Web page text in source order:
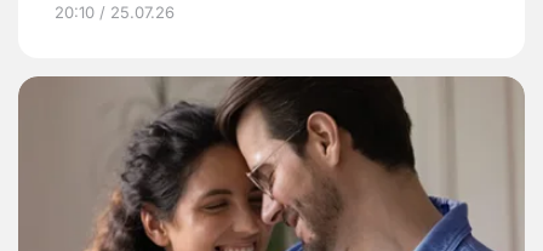
20:10 / 25.07.26